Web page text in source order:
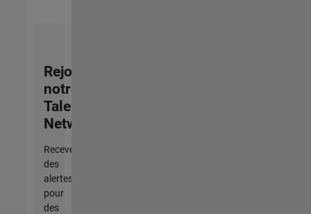
Rejoignez
notre
Talent
Network
Recevez
des
alertes
pour
des